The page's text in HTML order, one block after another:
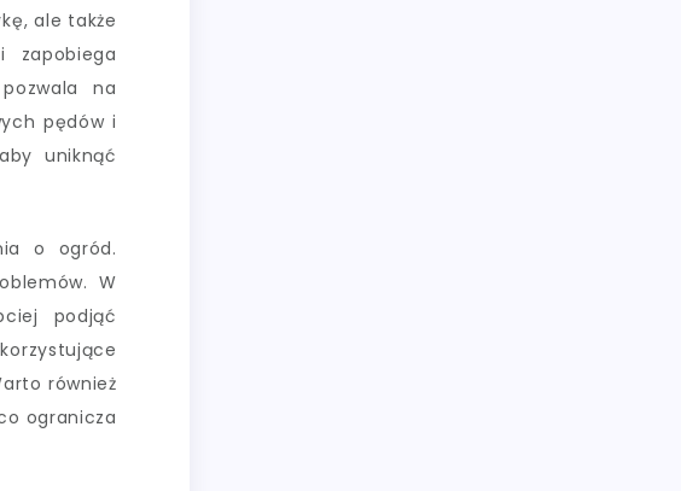
ale także
zapobiega
na
pędów i
uniknąć
o ogród.
W
podjąć
również
ogranicza